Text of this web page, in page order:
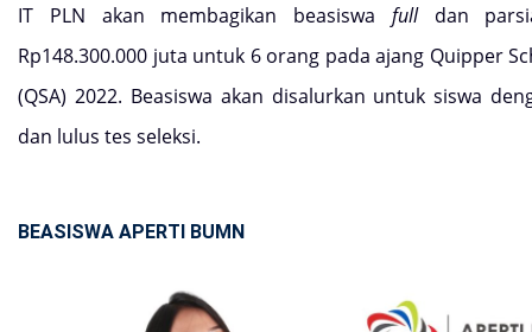
IT PLN akan membagikan beasiswa fulldan
Rp148.300.000 juta untuk 6 orang pada ajang Quipper
(QSA) 2022. Beasiswa akan disalurkan untuk siswa
dan lulus tes seleksi.
BEASISWA APERTI BUMN